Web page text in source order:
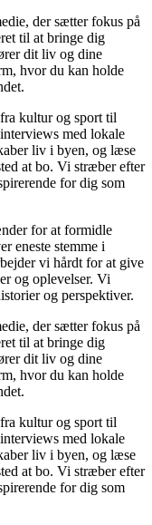
der sætter fokus på
til at bringe dig
dit liv og dine
hvor du kan holde
kultur og sport til
med lokale
liv i byen, og læse
at bo. Vi stræber efter
for dig som
for at formidle
eneste stemme i
vi hårdt for at give
og oplevelser. Vi
og perspektiver.
der sætter fokus på
til at bringe dig
dit liv og dine
hvor du kan holde
kultur og sport til
med lokale
liv i byen, og læse
at bo. Vi stræber efter
for dig som